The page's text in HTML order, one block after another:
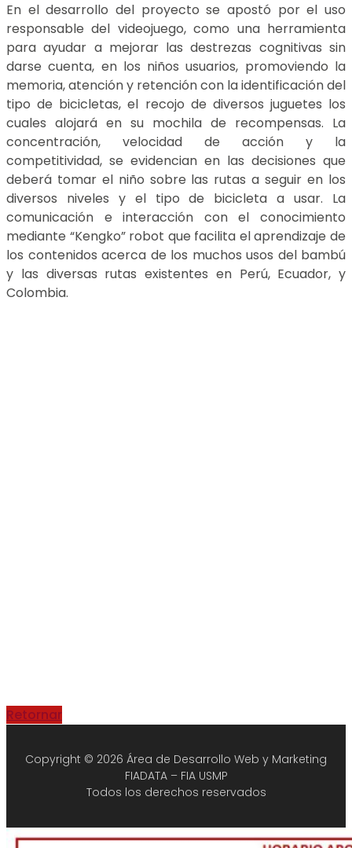
En el desarrollo del proyecto se apostó por el uso
responsable del videojuego, como una herramienta
para ayudar a mejorar las destrezas cognitivas sin
darse cuenta, en los niños usuarios, promoviendo la
memoria, atención y retención con la identificación del
tipo de bicicletas, el recojo de diversos juguetes los
cuales alojará en su mochila de recompensas. La
concentración, velocidad de acción y la
competitividad, se evidencian en las decisiones que
deberá tomar el niño sobre las rutas a seguir en los
diversos niveles y el tipo de bicicleta a usar. La
comunicación e interacción con el conocimiento
mediante “Kengko” robot que facilita el aprendizaje de
los contenidos acerca de los muchos usos del bambú
y las diversas rutas existentes en Perú, Ecuador, y
Colombia.
Retornar
Copyright © 2026 Área de Desarrollo Web y Marketing
FIADATA – FIA USMP
Todos los derechos reservados